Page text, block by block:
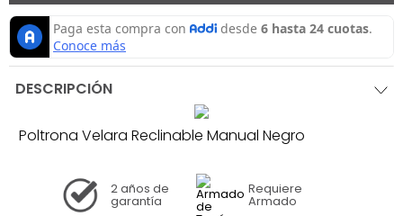
DESCRIPCIÓN
Poltrona Velara Reclinable Manual Negro
2 años de
garantía
Requiere
Armado